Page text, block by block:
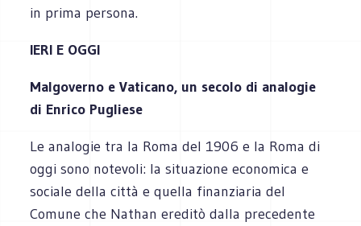
in prima persona.
IERI E OGGI
Malgoverno e Vaticano, un secolo di analogie
di Enrico Pugliese
Le analogie tra la Roma del 1906 e la Roma di
oggi sono notevoli: la situazione economica e
sociale della città e quella finanziaria del
Comune che Nathan ereditò dalla precedente